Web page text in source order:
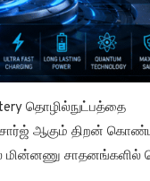
தொழில்நுட்பத்தை
சார்ஜ் ஆகும் திறன்
மின்னணு சாதனங்களில்